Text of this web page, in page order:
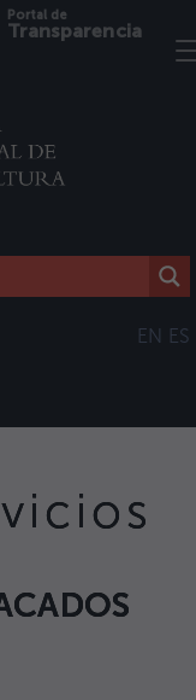
Portal de
Transparencia
EN ES